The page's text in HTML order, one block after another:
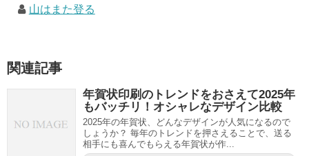
山はまた登る
関連記事
年賀状印刷のトレンドをおさえて2025年
もバッチリ！オシャレなデザイン比較
2025年の年賀状、どんなデザインが人気になるので
しょうか？ 毎年のトレンドを押さえることで、送る
相手にも喜んでもらえる年賀状が作...